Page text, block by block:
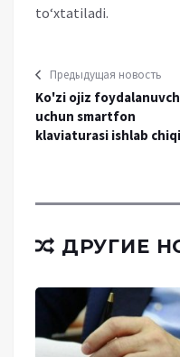
to‘xtatiladi.
Предыдущая новость
Ko'zi ojiz
uchun smartfon
klaviaturasi ishlab
ДРУГИЕ